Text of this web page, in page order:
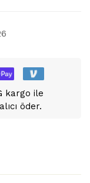
kargo ile
öder.